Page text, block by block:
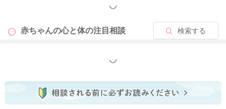
もっと見る
赤ちゃんの心と体の注目相談 検索する
もっと見る